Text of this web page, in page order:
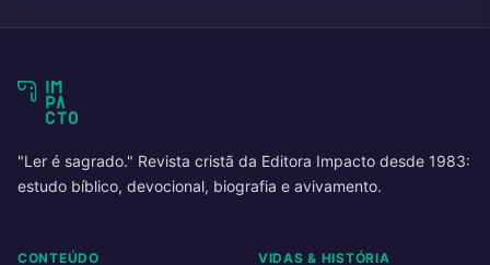
"Ler é sagrado." Revista cristã da Editora Impacto desde 1983:
estudo bíblico, devocional, biografia e avivamento.
CONTEÚDO VIDAS & HISTÓRIA